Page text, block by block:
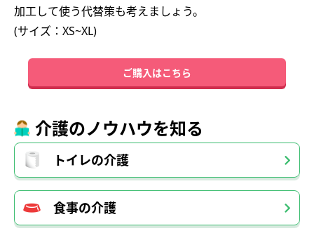
加工して使う代替策も考えましょう。
(サイズ：XS~XL)
ご購入はこちら
介護のノウハウを知る
トイレの介護
食事の介護